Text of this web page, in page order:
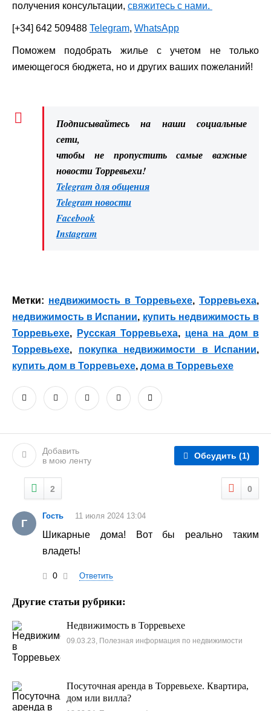
получения консультации, свяжитесь с нами.
[+34] 642 509488 Telegram, WhatsApp
Поможем подобрать жилье с учетом не только
имеющегося бюджета, но и других ваших пожеланий!
Подписывайтесь на наши социальные
сети,
чтобы не пропустить самые важные
новости Торревьехи!
Telegram для общения
Telegram новости
Facebook
Instagram
Метки: недвижимость в Торревьехе, Торревьеха,
недвижимость в Испании, купить недвижимость в
Торревьехе, Русская Торревьеха, цена на дом в
Торревьехе, покупка недвижимости в Испании,
купить дом в Торревьехе, дома в Торревьехе
Добавить
в мою ленту
Обсудить (1)
2 0
Г
Гость 11 июля 2024 13:04
Шикарные дома! Вот бы реально таким
владеть!
0 Ответить
Другие статьи рубрики:
Недвижимость в Торревьехе
09.03.23, Полезная информация по недвижимости
Посуточная аренда в Торревьехе. Квартира,
дом или вилла?